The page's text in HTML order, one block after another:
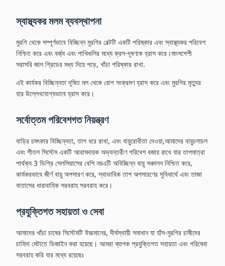
স্বাস্থ্যকর মলম ব্যবস্থাপনা
মুরগি থেকে সম্পূর্ণভাবে বিচ্ছিন্ন মুরগির বেল্টটি একটি পরিষ্কার এবং স্বাস্থ্যকর পরিবেশ
নিশ্চিত করে এবং বর্জ্য এবং পাখিগুলির মধ্যে ক্রস-দূষণকে হ্রাস করে।মাংসপেশী
সরাসরি জাল গ্রিডের মধ্য দিয়ে পড়ে, খাঁচা পরিষ্কার রাখা.
এই কার্যকর বিচ্ছিন্নতা দূষিত মল থেকে রোগ সংক্রমণ হ্রাস করে এবং মুরগির মৃত্যুর
হার উল্লেখযোগ্যভাবে হ্রাস করে।
সর্বোত্তম পরিবেশগত নিয়ন্ত্রণ
বাড়ির চমৎকার বিচ্ছিন্নতা, তাপ ধরে রাখা, এবং বায়ুরোধীতা দেওয়া,আমাদের বায়ুচলাচল
এবং শীতল সিস্টেম একটি আরামদায়ক অভ্যন্তরীণ পরিবেশ বজায় রাখে যার তাপমাত্রা
পার্থক্য 3 ডিগ্রি সেলসিয়াসের বেশি নয়এটি অবিচ্ছিন্ন বায়ু সঞ্চালন নিশ্চিত করে,
কার্যকরভাবে জীর্ণ বায়ু অপসারণ করে, স্বাভাবিক তাপ অপসারণের সুবিধার্থে এবং তাজা
বাতাসের ধারাবাহিক সরবরাহ সরবরাহ করে।
প্রযুক্তিগত সহায়তা ও সেবা
আমাদের খাঁচা চাষের সিস্টেমটি উচ্চমানের, দীর্ঘস্থায়ী সমাধান যা হাঁস-মুরগির চাষীদের
চাহিদা মেটাতে ডিজাইন করা হয়েছে। আমরা ব্যাপক প্রযুক্তিগত সহায়তা এবং পরিষেবা
সরবরাহ করি যার মধ্যে রয়েছেঃ